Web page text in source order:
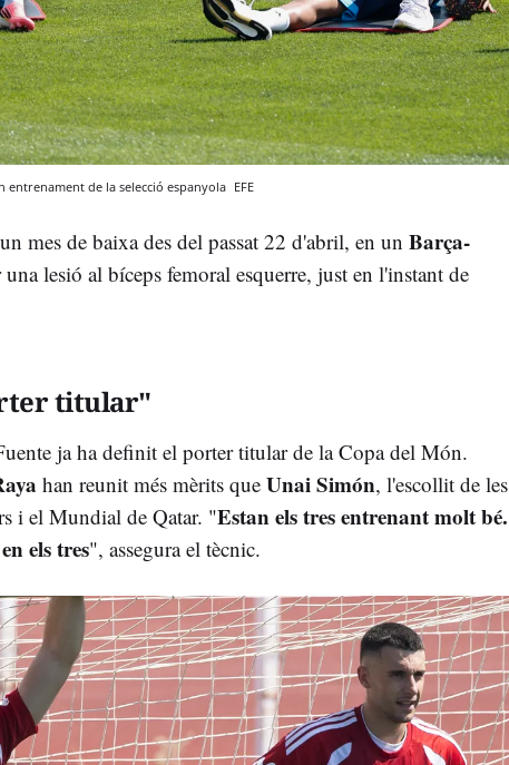
entrenament de la selecció espanyola EFE
mes de baixa des del passat 22 d'abril, en un Barça-
lesió al bíceps femoral esquerre, just en l'instant de
titular"
ja ha definit el porter titular de la Copa del Món.
han reunit més mèrits que Unai Simón, l'escollit de les
i el Mundial de Qatar. "Estan els tres entrenant molt bé.
els tres", assegura el tècnic.